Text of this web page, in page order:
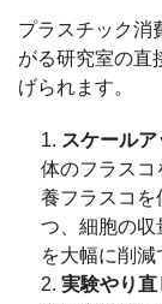
プラスチック消
がる研究室の直
げられます。
スケール
体のフラスコ
養フラスコを
つ、細胞の収
を大幅に削減
実験やり